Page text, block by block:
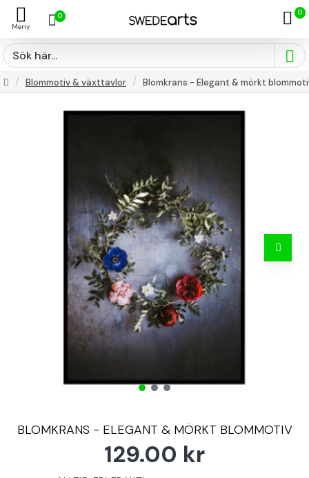
0 0
Blommotiv & växttavlor Blomkrans - Elegant & mörkt
BLOMKRANS - ELEGANT & MÖRKT BLOMMOTIV
129.00 kr